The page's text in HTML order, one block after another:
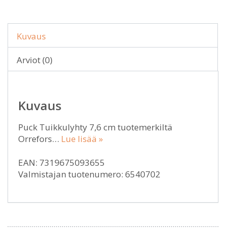
Kuvaus
Arviot (0)
Kuvaus
Puck Tuikkulyhty 7,6 cm tuotemerkiltä
Orrefors… Lue lisää »
EAN: 7319675093655
Valmistajan tuotenumero: 6540702